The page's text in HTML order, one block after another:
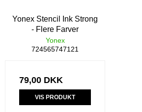
Yonex Stencil Ink Strong
- Flere Farver
Yonex
724565747121
79,00 DKK
VIS PRODUKT